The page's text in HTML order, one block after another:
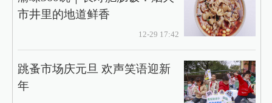
跳蚤市场庆元旦 欢声笑语迎新
年